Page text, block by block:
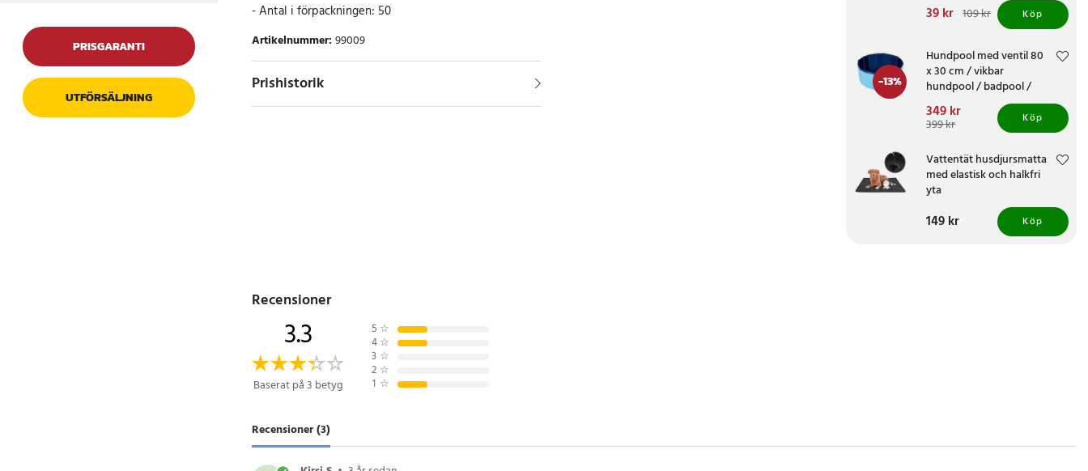
PRISGARANTI
UTFÖRSÄLJNING
- Antal i förpackningen: 50
Artikelnummer:99009
Prishistorik
Nuvarande pris
Tidigare pris 109 kr
39 kr 109 kr Köp
-13%
Hundpool med ventil 80
x 30 cm / vikbar
hundpool / badpool /
hundbad
Nuvarande pris:
349 kr Tidigare pris :399 kr
349 kr
399 kr Köp
Vattentät husdjursmatta
med elastisk och halkfri
yta
Pris :149 kr
149 kr Köp
Recensioner
3.3
Baserat på 3 betyg
5 ☆
4 ☆
3 ☆
2 ☆
1 ☆
Recensioner (3)